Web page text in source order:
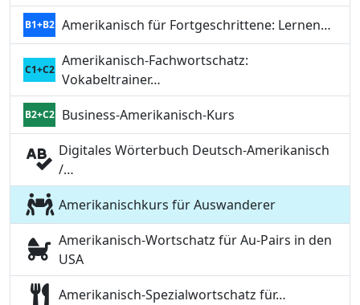
B1+B2 Amerikanisch für Fortgeschrittene: Lernen…
C1+C2
Amerikanisch-Fachwortschatz:
Vokabeltrainer…
B2+C2
Business-Amerikanisch-Kurs
Digitales Wörterbuch Deutsch-Amerikanisch
/…
Amerikanischkurs für Auswanderer
Amerikanisch-Wortschatz für Au-Pairs in den
USA
Amerikanisch-Spezialwortschatz für…